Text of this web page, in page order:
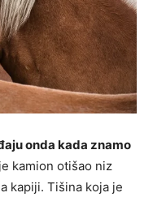
onda kada znamo
kamion otišao niz
kapiji. Tišina koja je